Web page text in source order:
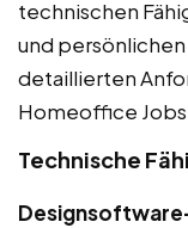
technischen
und
detaillierten
Homeoffice
Technische